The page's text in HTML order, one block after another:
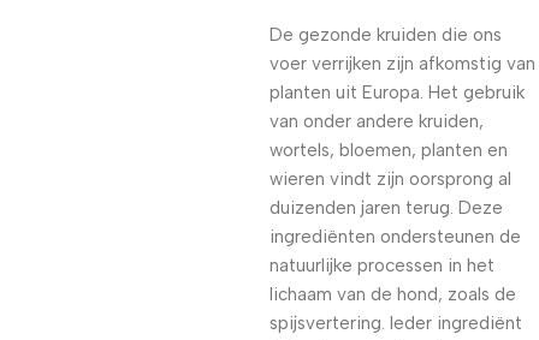
De gezonde kruiden die ons
voer verrijken zijn afkomstig van
planten uit Europa. Het gebruik
van onder andere kruiden,
wortels, bloemen, planten en
wieren vindt zijn oorsprong al
duizenden jaren terug. Deze
ingrediënten ondersteunen de
natuurlijke processen in het
lichaam van de hond, zoals de
spijsvertering. Ieder ingrediënt